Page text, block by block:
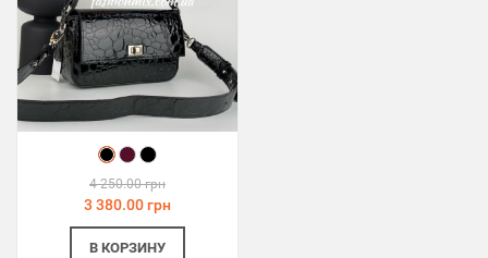
4 250.00 грн
3 380.00 грн
В КОРЗИНУ